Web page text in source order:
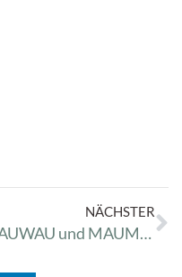
NÄCHSTER
WAUWAU und MAUMAU Boxen gespendet